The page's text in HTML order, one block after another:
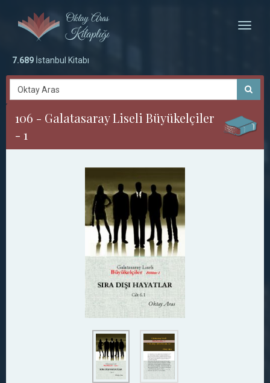
Toggle
7.689 İstanbul Kitabı
106 - Galatasaray Liseli Büyükelçiler
- 1